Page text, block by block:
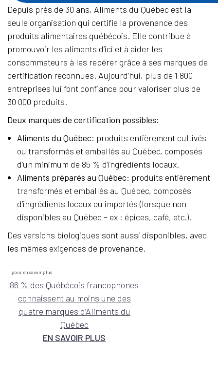
Depuis près de 30 ans, Aliments du Québec est la
seule organisation qui certifie la provenance des
produits alimentaires québécois. Elle contribue à
promouvoir les aliments d’ici et à aider les
consommateurs à les repérer grâce à ses marques de
certification reconnues. Aujourd’hui, plus de 1 800
entreprises lui font confiance pour valoriser plus de
30 000 produits.
Deux marques de certification possibles:
Aliments du Québec: produits entièrement cultivés
ou transformés et emballés au Québec, composés
d’un minimum de 85 % d’ingrédients locaux.
Aliments préparés au Québec: produits entièrement
transformés et emballés au Québec, composés
d’ingrédients locaux ou importés (lorsque non
disponibles au Québec – ex : épices, café, etc.).
Des versions biologiques sont aussi disponibles, avec
les mêmes exigences de provenance.
pour en savoir plus
86 % des Québécois francophones
connaissent au moins une des
quatre marques d’Aliments du
Québec
EN SAVOIR PLUS